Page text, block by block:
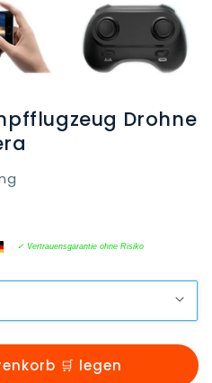
Drohne
✓ Vertrauensgarantie ohne Risiko
🛒 legen